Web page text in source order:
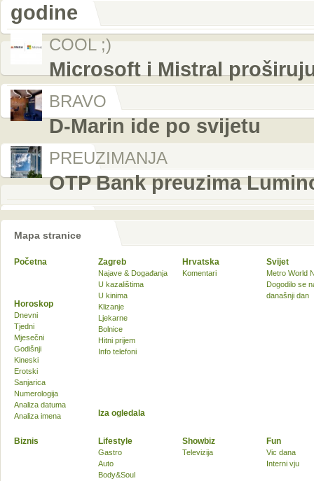
godine
COOL ;)
Microsoft i Mistral
BRAVO
D-Marin ide po svijetu
PREUZIMANJA
OTP Bank preuzima
Mapa stranice
Početna Zagreb
Najave & Događanja
U kazalištima
U kinima
Klizanje
Ljekarne
Bolnice
Hitni prijem
Info telefoni
Hrvatska
Komentari
Svijet
Metro World
Dogodilo se
današnji dan
Biznis Lifestyle
Gastro
Auto
Body&Soul
Showbiz
Televizija
Fun
Vic dana
Interni vju
Horoskop
Dnevni
Tjedni
Mjesečni
Godišnji
Kineski
Erotski
Sanjarica
Numerologija
Analiza datuma
Analiza imena
Iza ogledala